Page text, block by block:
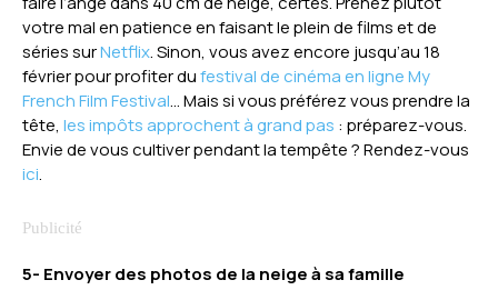
votre mal en patience en faisant le plein de films et de
séries surNetflix. Sinon, vous avez encore jusqu’au 18
février pour profiter dufestival de cinéma en ligne My
French Film Festival… Mais si vous préférez vous prendre la
tête, les impôts approchent à grand pas : préparez-vous.
Envie de vous cultiver pendant la tempête ? Rendez-vous
ici.
5- Envoyer des photos de la neige à sa famille